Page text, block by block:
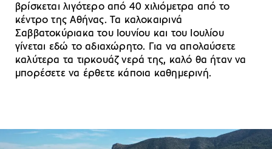
βρίσκεται λιγότερο από 40 χιλιόμετρα από το
κέντρο της Αθήνας. Τα καλοκαιρινά
Σαββατοκύριακα του Ιουνίου και του Ιουλίου
γίνεται εδώ το αδιαχώρητο. Για να απολαύσετε
καλύτερα τα τιρκουάζ νερά της, καλό θα ήταν να
μπορέσετε να έρθετε κάποια καθημερινή.